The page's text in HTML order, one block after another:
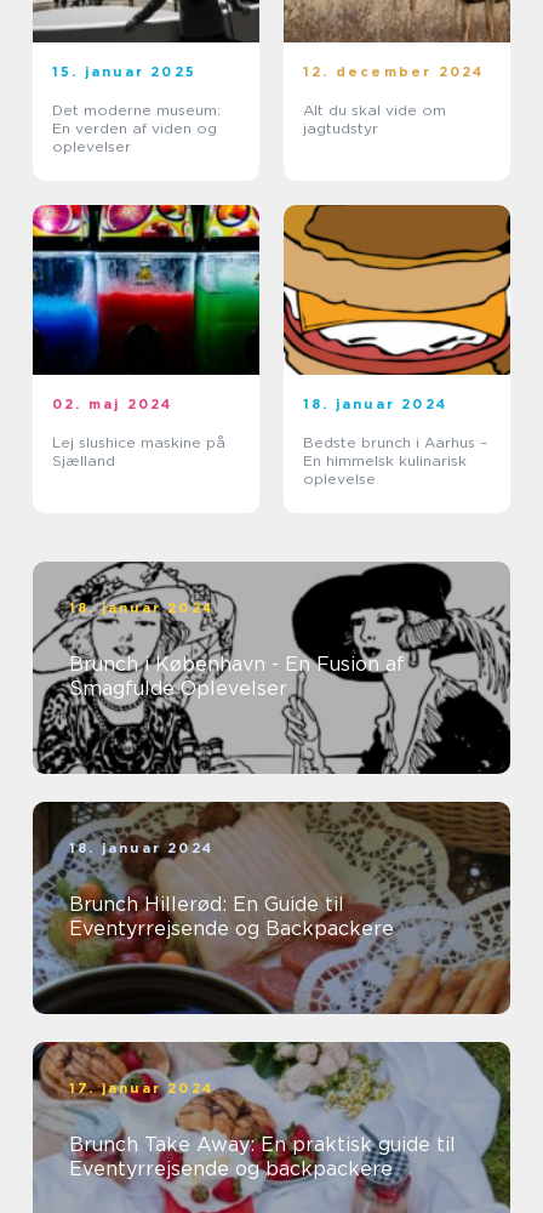
15. januar 2025
Det moderne museum:
En verden af viden og
oplevelser
12. december 2024
Alt du skal vide om
jagtudstyr
02. maj 2024
Lej slushice maskine på
Sjælland
18. januar 2024
Bedste brunch i Aarhus –
En himmelsk kulinarisk
oplevelse
18. januar 2024
Brunch i København - En Fusion af
Smagfulde Oplevelser
18. januar 2024
Brunch Hillerød: En Guide til
Eventyrrejsende og Backpackere
17. januar 2024
Brunch Take Away: En praktisk guide til
Eventyrrejsende og backpackere